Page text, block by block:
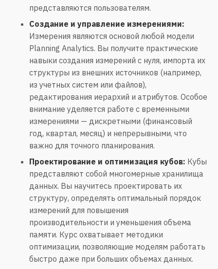
представляются пользователям.
Создание и управление измерениями:
Измерения являются основой любой модели
Planning Analytics. Вы получите практические
навыки создания измерений с нуля, импорта их
структуры из внешних источников (например,
из учетных систем или файлов),
редактирования иерархий и атрибутов. Особое
внимание уделяется работе с временными
измерениями — дискретными (финансовый
год, квартал, месяц) и непрерывными, что
важно для точного планирования.
Проектирование и оптимизация кубов: Кубы
представляют собой многомерные хранилища
данных. Вы научитесь проектировать их
структуру, определять оптимальный порядок
измерений для повышения
производительности и уменьшения объема
памяти. Курс охватывает методики
оптимизации, позволяющие моделям работать
быстро даже при больших объемах данных.